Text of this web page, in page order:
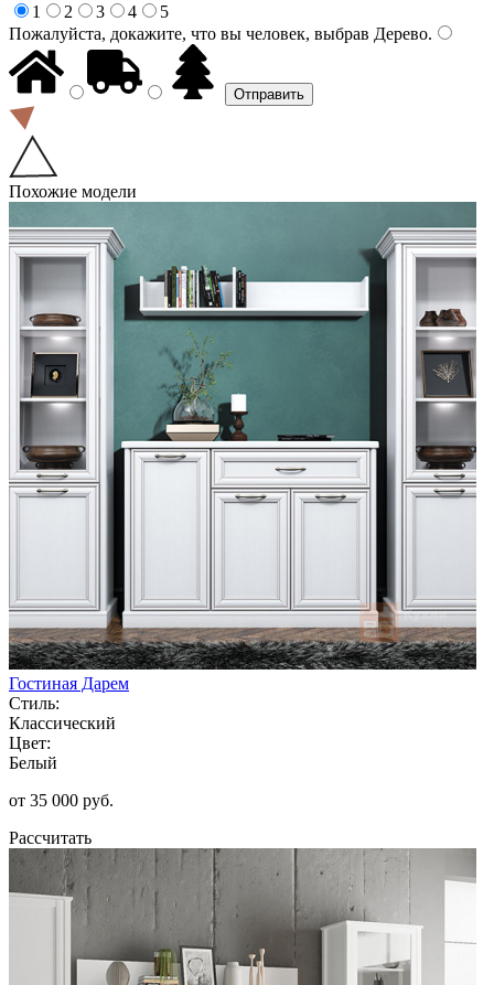
1
2 3 4
5
Пожалуйста, докажите, что вы человек, выбрав Дерево.
Похожие модели
Гостиная Дарем
Стиль:
Классический
Цвет:
Белый
от 35 000 руб.
Рассчитать